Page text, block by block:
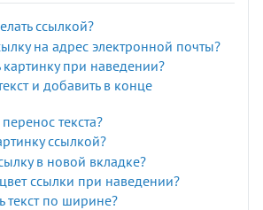
ссылкой?
на адрес электронной почты?
картинку при наведении?
и добавить в конце
текста?
ссылкой?
в новой вкладке?
ссылки при наведении?
текст по ширине?